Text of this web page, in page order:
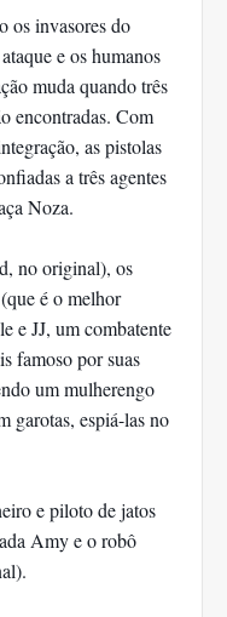
os invasores do
e os humanos
muda quando três
encontradas. Com
as pistolas
a três agentes
Noza.
no original), os
é o melhor
e JJ, um combatente
famoso por suas
um mulherengo
garotas, espiá-las no
e piloto de jatos
Amy e o robô